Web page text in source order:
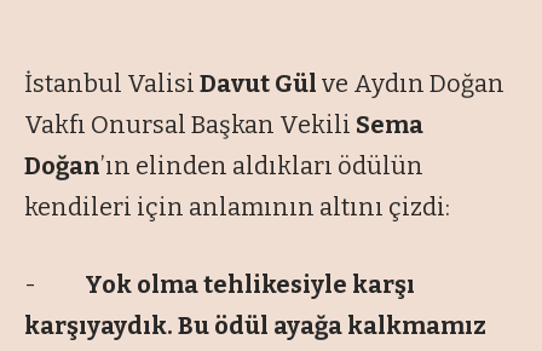
İstanbul Valisi Davut Gül ve Aydın Doğan
Vakfı Onursal Başkan Vekili Sema
Doğan’ın elinden aldıkları ödülün
kendileri için anlamının altını çizdi:
- Yok olma tehlikesiyle karşı
karşıyaydık. Bu ödül ayağa kalkmamız